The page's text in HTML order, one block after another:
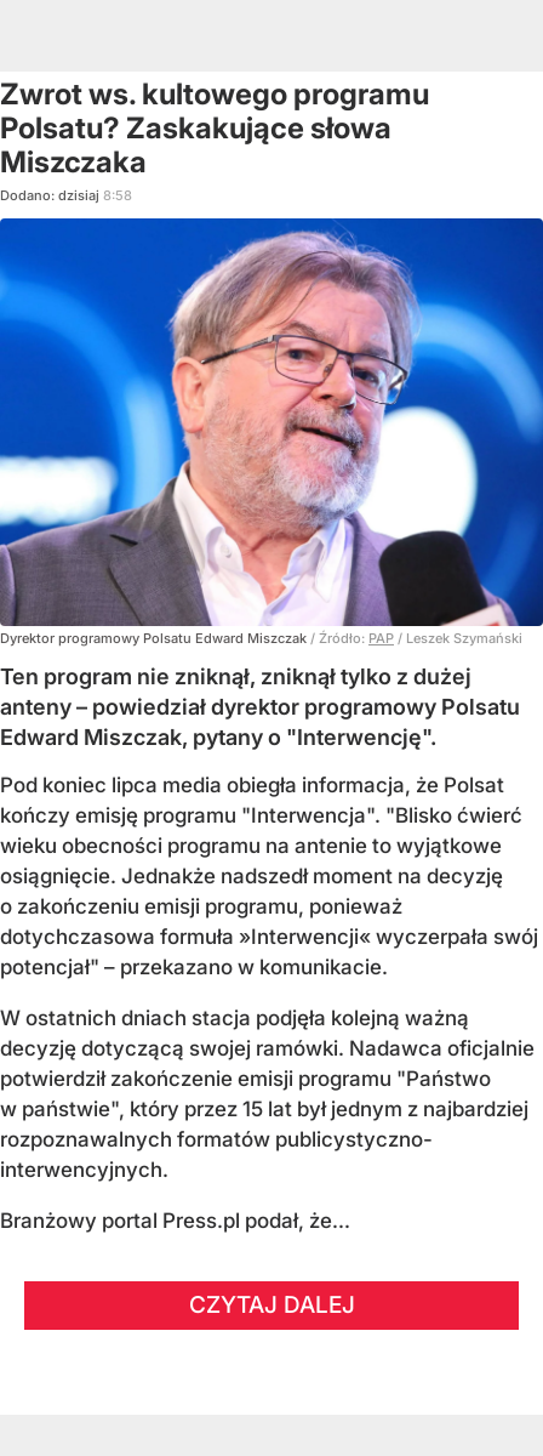
Zwrot ws. kultowego programu
Polsatu? Zaskakujące słowa
Miszczaka
Dodano: dzisiaj 8:58
Dyrektor programowy Polsatu Edward Miszczak / Źródło: PAP / Leszek Szymański
Ten program nie zniknął, zniknął tylko z dużej
anteny – powiedział dyrektor programowy Polsatu
Edward Miszczak, pytany o "Interwencję".
Pod koniec lipca media obiegła informacja, że Polsat
kończy emisję programu "Interwencja". "Blisko ćwierć
wieku obecności programu na antenie to wyjątkowe
osiągnięcie. Jednakże nadszedł moment na decyzję
o zakończeniu emisji programu, ponieważ
dotychczasowa formuła »Interwencji« wyczerpała swój
potencjał" – przekazano w komunikacie.
W ostatnich dniach stacja podjęła kolejną ważną
decyzję dotyczącą swojej ramówki. Nadawca oficjalnie
potwierdził zakończenie emisji programu "Państwo
w państwie", który przez 15 lat był jednym z najbardziej
rozpoznawalnych formatów publicystyczno-
interwencyjnych.
Branżowy portal Press.pl podał, że...
CZYTAJ DALEJ